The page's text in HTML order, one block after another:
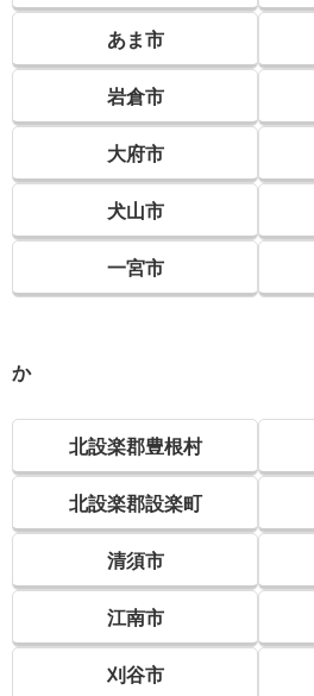
あま市
岩倉市
大府市
犬山市
一宮市
か
北設楽郡豊根村
北設楽郡設楽町
清須市
江南市
刈谷市